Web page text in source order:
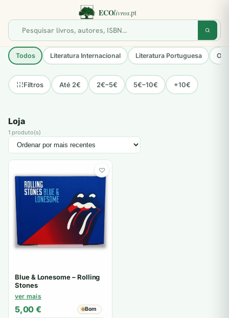
Todos Literatura Internacional Literatura Portuguesa
Filtros Até 2€ 2€–5€ 5€–10€ +10€
Loja
1 produto(s)
♡
Blue & Lonesome – Rolling
Stones
ver mais
5,00 € Bom